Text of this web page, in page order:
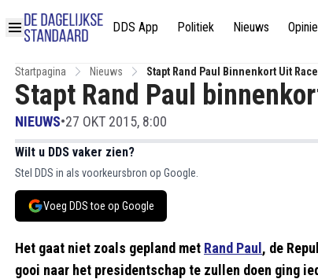
DDS App Politiek Nieuws Opinie
Startpagina Nieuws Stapt Rand Paul Binnenkort Uit
Stapt Rand Paul
NIEUWS•27 OKT 2015, 8:00
Wilt u DDS vaker zien?
Stel DDS in als voorkeursbron op Google.
Voeg DDS toe op Google
Het gaat niet zoals gepland met Rand Paul , de
gooi naar het presidentschap te zullen doen ging